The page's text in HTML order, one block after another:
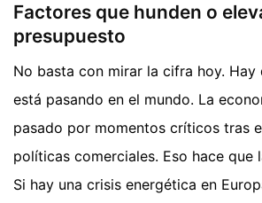
Factores que hunden o
presupuesto
No basta con mirar la cifra hoy. Hay
está pasando en el mundo. La
pasado por momentos críticos tras
políticas comerciales. Eso hace que
Si hay una crisis energética en